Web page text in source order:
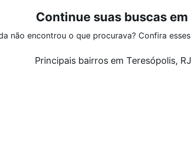
Continue suas buscas em
não encontrou o que procurava? Confira
Principais bairros em Teresópolis, RJ